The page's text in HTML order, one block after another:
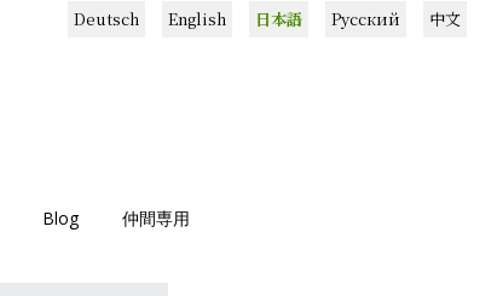
Deutsch English 日本語 Русский 中文
Blog 仲間専用